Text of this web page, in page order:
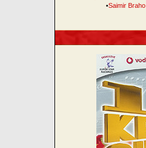
•Saimir Braho